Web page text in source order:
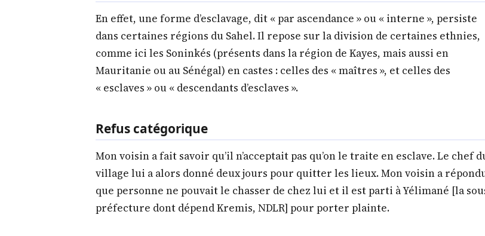
En effet, une forme d’esclavage, dit « par ascendance » ou « interne », persiste
dans certaines régions du Sahel. Il repose sur la division de certaines ethnies,
comme ici les Soninkés (présents dans la région de Kayes, mais aussi en
Mauritanie ou au Sénégal) en castes : celles des « maîtres », et celles des
« esclaves » ou « descendants d’esclaves ».
Refus catégorique
Mon voisin a fait savoir qu’il n’acceptait pas qu’on le traite en esclave. Le chef
village lui a alors donné deux jours pour quitter les lieux. Mon voisin a
que personne ne pouvait le chasser de chez lui et il est parti à Yélimané [la
préfecture dont dépend Kremis, NDLR] pour porter plainte.